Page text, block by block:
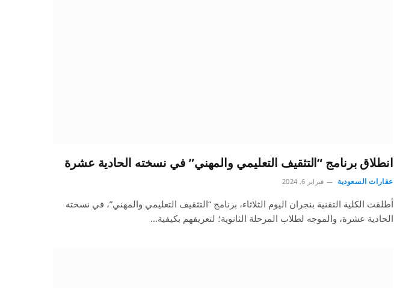
انطلاق برنامج “التثقيف التعليمي والمهني” في نسخته الحادية عشرة
عقارات السعودية فبراير 6, 2024
أطلقت الكلية التقنية بنجران اليوم الثلاثاء، برنامج “التثقيف التعليمي والمهني”، في نسخته
الحادية عشرة، والموجه لطلاب المرحلة الثانوية؛ لتعريفهم بكيفية…